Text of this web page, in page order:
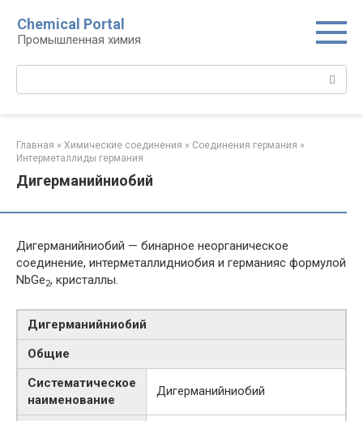
контенту
Chemical Portal
Промышленная химия
Главная » Химические соединения » Соединения германия‎ »
Интерметаллиды германия‎
Дигерманийниобий
Дигерманийниобий — бинарное неорганическое
соединение, интерметаллидниобия и германияс формулой
NbGe2, кристаллы.
Дигерманийниобий
Общие
Систематическое
наименование
Дигерманийниобий